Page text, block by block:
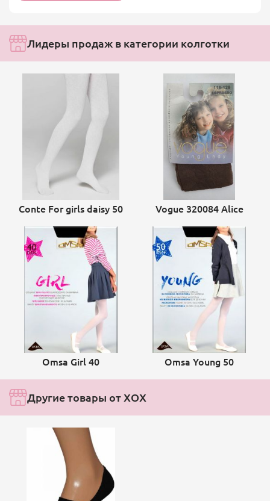
Лидеры продаж в категории колготки
Conte For girls daisy 50 Vogue 320084 Alice
Omsa Girl 40 Omsa Young 50
Другие товары от ХОХ